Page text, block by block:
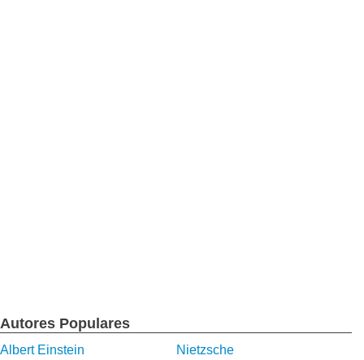
Autores Populares
Albert Einstein Nietzsche